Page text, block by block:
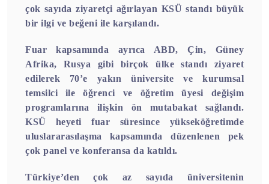
çok sayıda ziyaretçi ağırlayan KSÜ standı büyük
bir ilgi ve beğeni ile karşılandı.
Fuar kapsamında ayrıca ABD, Çin, Güney
Afrika, Rusya gibi birçok ülke standı ziyaret
edilerek 70’e yakın üniversite ve kurumsal
temsilci ile öğrenci ve öğretim üyesi değişim
programlarına ilişkin ön mutabakat sağlandı.
KSÜ heyeti fuar süresince yükseköğretimde
uluslararasılaşma kapsamında düzenlenen pek
çok panel ve konferansa da katıldı.
Türkiye’den çok az sayıda üniversitenin